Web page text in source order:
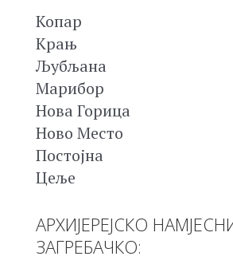
Копар
Крањ
Љубљана
Марибор
Нова Горица
Ново Место
Постојна
Цеље
АРХИЈЕРЕЈСКО
ЗАГРЕБАЧКО: